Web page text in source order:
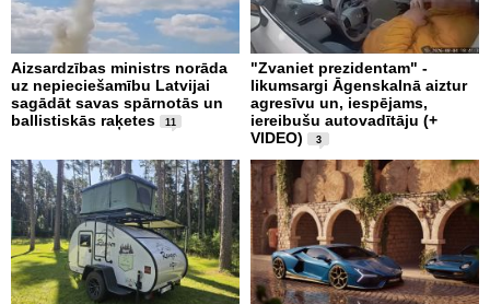
Aizsardzības ministrs norāda
uz nepieciešamību Latvijai
sagādāt savas spārnotās un
ballistiskās raķetes
11
"Zvaniet prezidentam" -
likumsargi Āgenskalnā aiztur
agresīvu un, iespējams,
iereibušu autovadītāju (+
VIDEO)
3